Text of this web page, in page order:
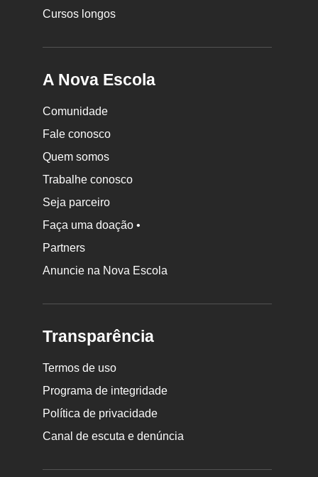
Cursos longos
A Nova Escola
Comunidade
Fale conosco
Quem somos
Trabalhe conosco
Seja parceiro
Faça uma doação •
Partners
Anuncie na Nova Escola
Transparência
Termos de uso
Programa de integridade
Política de privacidade
Canal de escuta e denúncia